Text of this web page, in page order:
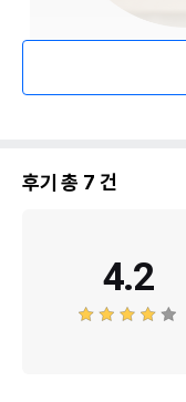
후기 총 7 건
4.2